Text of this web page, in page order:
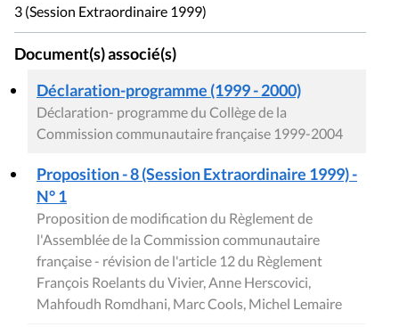
3 (Session Extraordinaire 1999)
Document(s) associé(s)
Déclaration-programme (1999 - 2000)
Déclaration- programme du Collège de la
Commission communautaire française 1999-2004
Proposition - 8 (Session Extraordinaire 1999) -
N° 1
Proposition de modification du Règlement de
l'Assemblée de la Commission communautaire
française - révision de l'article 12 du Règlement
François Roelants du Vivier, Anne Herscovici,
Mahfoudh Romdhani, Marc Cools, Michel Lemaire